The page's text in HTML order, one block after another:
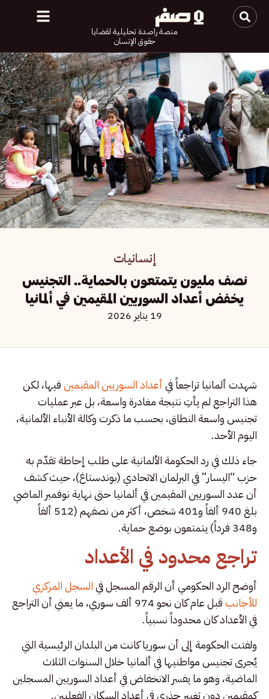
منصة راصدة تحليلية لقضايا
حقوق الإنسان
إنسانيات
نصف مليون يتمتعون بالحماية.. التجنيس
يخفض أعداد السوريين المقيمين في ألمانيا
19 يناير 2026
شهدت ألمانيا تراجعاً فيأعداد السوريين المقيمينفيها، لكن
هذا التراجع لم يأتِ نتيجة مغادرة واسعة، بل عبر عمليات
تجنيس واسعة النطاق، بحسب ما ذكرت وكالة الأنباء الألمانية،
اليوم الأحد.
جاء ذلك في رد الحكومة الألمانية على طلب إحاطة تقدّم به
حزب “اليسار” في البرلمان الاتحادي (بوندستاغ)، حيث كشف
أن عدد السوريين المقيمين في ألمانيا حتى نهاية نوفمبر الماضي
بلغ 940 ألفاً و401 شخص، أكثر من نصفهم (512 ألفاً
و348 فرداً) يتمتعون بوضع حماية.
تراجع محدود في الأعداد
أوضح الرد الحكومي أن الرقم المسجل فيالسجل المركزي
للأجانب
قبل عام كان نحو 974 ألف سوري، ما يعني أن التراجع
في الأعداد كان محدوداً نسبياً.
ولفتت الحكومة إلى أن سوريا كانت من البلدان الرئيسية التي
يُجرى تجنيس مواطنيها في ألمانيا خلال السنوات الثلاث
الماضية، وهو ما يفسر الانخفاض في أعداد السوريين المسجلين
كمقيمين دون تغيير جذري في أعداد السكان الفعليين.